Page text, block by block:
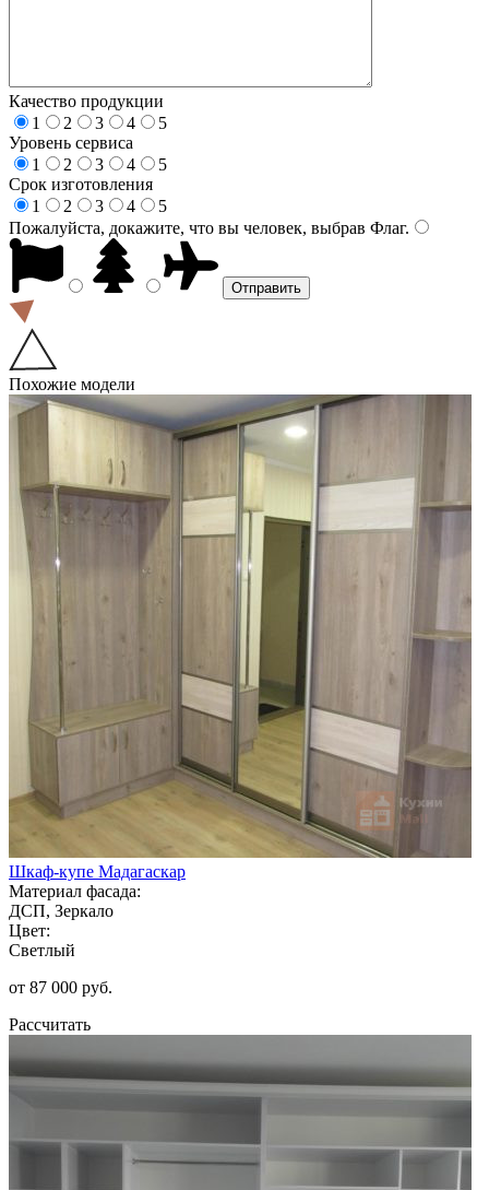
Качество продукции
1
2 3 4
5
Уровень сервиса
1
2 3 4
5
Срок изготовления
1
2 3 4
5
Пожалуйста, докажите, что вы человек, выбрав Флаг.
Похожие модели
Шкаф-купе Мадагаскар
Материал фасада:
ДСП, Зеркало
Цвет:
Светлый
от 87 000 руб.
Рассчитать